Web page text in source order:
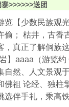
寨>>>>>>送团
览【少数民族观
偷； 枯井，古香
，真正了解侗族
】aaaa（游览
自然、人文景观
佛祖 论经、独柱
选伴手礼，乘高